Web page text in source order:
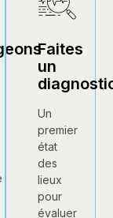
Faites
un
Un
premier
état
des
lieux
pour
évaluer